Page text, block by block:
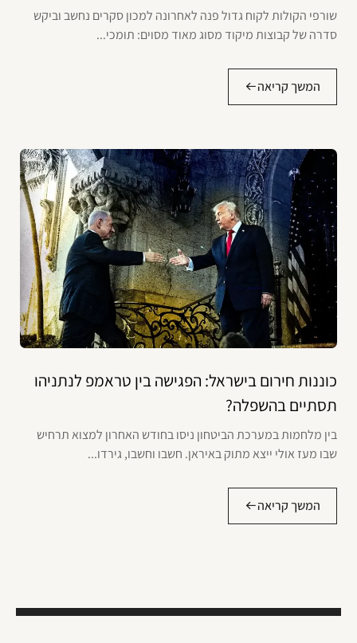
שורפי הקולות לקוח גדול פנה לאחרונה למכון סקרים נחשב וביקש
סדרה של קבוצות מיקוד מסוג מאוד מסוים: תומכי...
המשך קריאה
כוננות חירום בישראל: הפגישה בין טראמפ לנתניהו
תסתיים בהשפלה?
בין מלחמות במערכת הביטחון ניסו בחודש האחרון למצוא תרחיש
שבו מעז אולי ייצא מתוק באיראן. חשבו וחשבו, גירדו...
המשך קריאה